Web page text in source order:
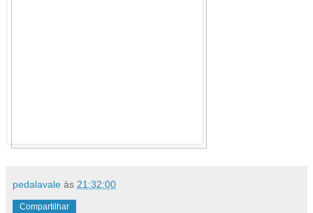
pedalavale às 21:32:00
Compartilhar